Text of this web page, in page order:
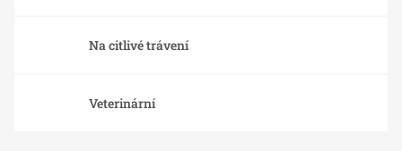
Na citlivé trávení
Veterinární